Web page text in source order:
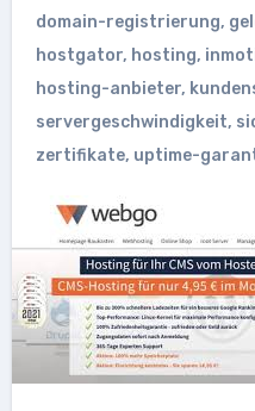
domain-registrierung,
hostgator, hosting,
hosting-anbieter,
servergeschwindigkeit,
zertifikate, uptime-